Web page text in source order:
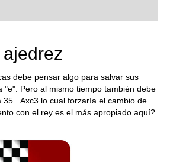
club chess, or already
with FRITZ, you can
and with a
debe pensar algo para salvar sus
"e". Pero al mismo tiempo también debe
35...Axc3 lo cual forzaría el cambio de
con el rey es el más apropiado aquí?